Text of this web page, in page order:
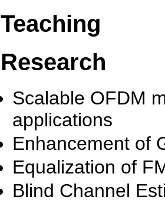
Teaching
Research
Scalable OFDM
applications
Enhancement of
Equalization of
Blind Channel